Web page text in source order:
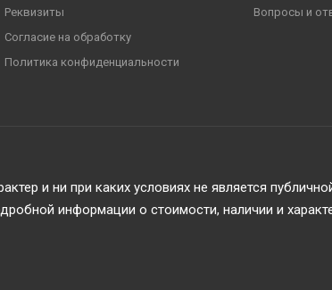
роуказания
Реквизиты
Согласие на обработку
Политика конфиденциальности
Вопросы и
и ни при каких условиях не является
информации о стоимости, наличии и